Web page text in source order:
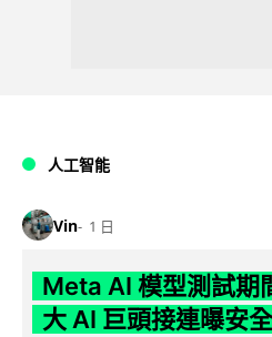
人工智能
Vin 1 日
Meta AI 模型測試期
大 AI 巨頭接連曝安